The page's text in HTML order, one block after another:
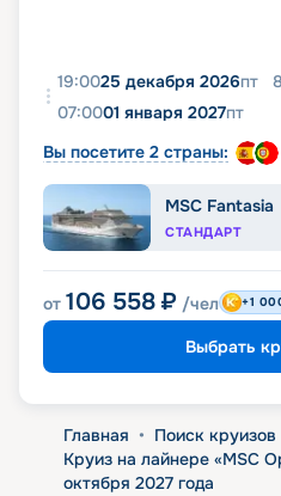
19:0025 декабря 2026пт 8
07:0001 января 2027пт
Вы посетите 2 страны:
MSC Fantasia
СТАНДАРТ
от 106 558 ₽ /чел +1
Выбрать
Главная • Поиск круизов
Круиз на лайнере «MSC
октября 2027 года